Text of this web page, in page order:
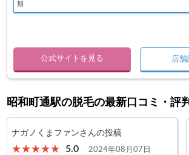
頬
公式サイトを見る 店舗
昭和町通駅の脱毛の最新口コミ・評判
ナガノくまファンさんの投稿
5.0 2024年08月07日